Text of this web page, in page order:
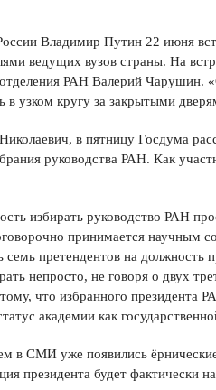
Владимир Путин 22 июня
ведущих вузов страны. На
РАН Валерий Чарушин.
в узком кругу за закрытыми
в пятницу Госдума
руководства РАН. Как
избирать руководство РАН
принимается научным
семь претендентов на
непросто, не говоря о двух
что избранного президента
академии как
в СМИ уже появились
президента будет фактически